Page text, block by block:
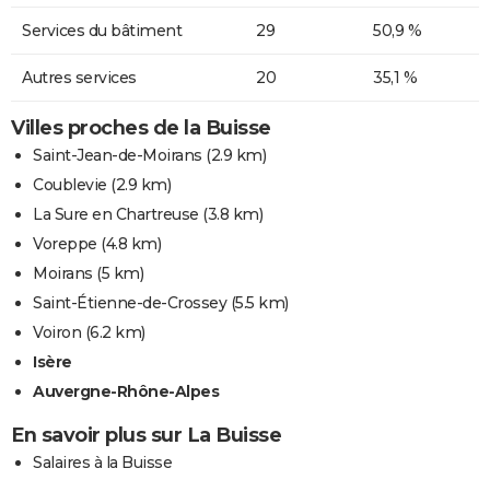
Services du bâtiment 29 50,9 %
Autres services 20 35,1 %
Villes proches de la Buisse
Saint-Jean-de-Moirans (2.9 km)
Coublevie (2.9 km)
La Sure en Chartreuse (3.8 km)
Voreppe (4.8 km)
Moirans (5 km)
Saint-Étienne-de-Crossey(5.5 km)
Voiron (6.2 km)
Isère
Auvergne-Rhône-Alpes
En savoir plus sur La Buisse
Salaires à la Buisse